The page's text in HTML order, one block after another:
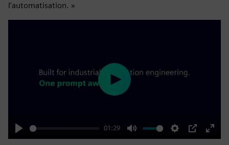
l'automatisation. »
Play
01:29
Mute Settings
PIP
Enter
Play